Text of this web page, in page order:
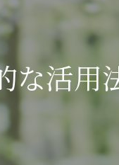
な活用